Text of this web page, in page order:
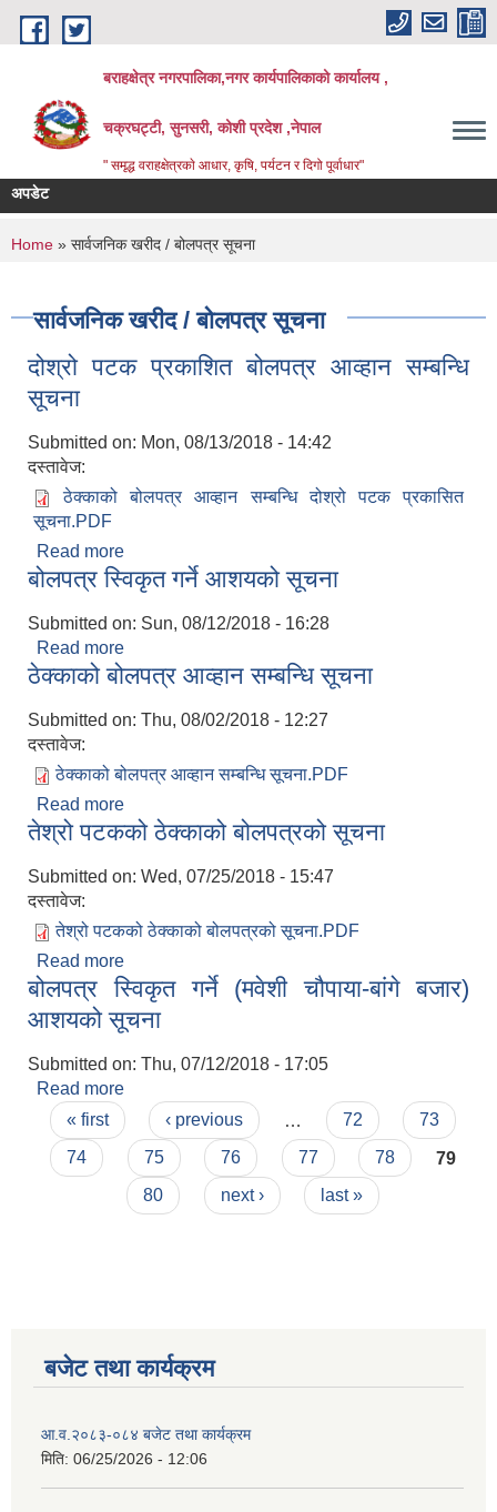
Skip to main content
बराहक्षेत्र नगरपालिका,नगर कार्यपालिकाको कार्यालय ,
चक्रघट्टी, सुनसरी, कोशी प्रदेश ,नेपाल
" समृद्ध वराहक्षेत्रकाे आधार, कृषि, पर्यटन र दिगो पूर्वाधार"
अपडेट
You are here
Home » सार्वजनिक खरीद / बोलपत्र सूचना
सार्वजनिक खरीद / बोलपत्र सूचना
दोश्रो पटक प्रकाशित बोलपत्र आव्हान सम्बन्धि
सूचना
Submitted on: Mon, 08/13/2018 - 14:42
दस्तावेज:
ठेक्काको बोलपत्र आव्हान सम्बन्धि दोश्रो पटक प्रकासित
सूचना.PDF
Read more
सूचना
बोलपत्र स्विकृत गर्ने आशयको सूचना
Submitted on: Sun, 08/12/2018 - 16:28
Read more
ठेक्काको बोलपत्र आव्हान सम्बन्धि सूचना
Submitted on: Thu, 08/02/2018 - 12:27
दस्तावेज:
ठेक्काको बोलपत्र आव्हान सम्बन्धि सूचना.PDF
Read more
तेश्रो पटकको ठेक्काको बोलपत्रको सूचना
Submitted on: Wed, 07/25/2018 - 15:47
दस्तावेज:
तेश्रो पटकको ठेक्काको बोलपत्रको सूचना.PDF
Read more
बोलपत्र स्विकृत गर्ने (मवेशी चौपाया-बांगे बजार)
आशयको सूचना
Submitted on: Thu, 07/12/2018 - 17:05
Read more
आशयको सूचना
Pages
« first ‹ previous 72
73
74
75 76 77 78
79
80
next › last »
बजेट तथा कार्यक्रम
आ.व.२०८३-०८४ बजेट तथा कार्यक्रम
मिति: 06/25/2026 - 12:06